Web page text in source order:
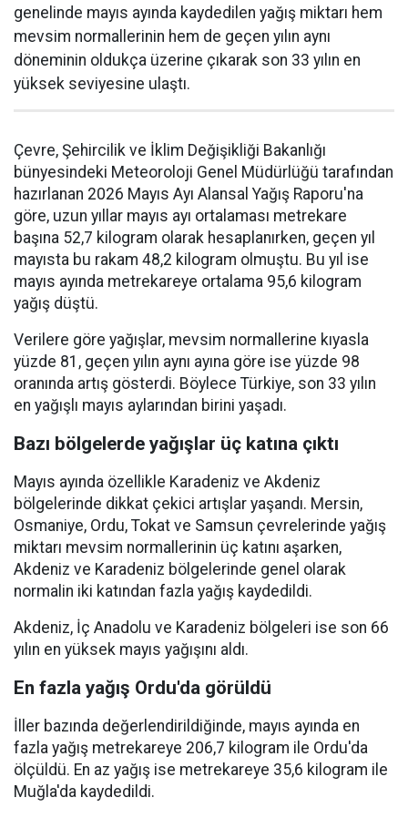
genelinde mayıs ayında kaydedilen yağış miktarı hem
mevsim normallerinin hem de geçen yılın aynı
döneminin oldukça üzerine çıkarak son 33 yılın en
yüksek seviyesine ulaştı.
Çevre, Şehircilik ve İklim Değişikliği Bakanlığı
bünyesindeki Meteoroloji Genel Müdürlüğü tarafından
hazırlanan 2026 Mayıs Ayı Alansal Yağış Raporu'na
göre, uzun yıllar mayıs ayı ortalaması metrekare
başına 52,7 kilogram olarak hesaplanırken, geçen yıl
mayısta bu rakam 48,2 kilogram olmuştu. Bu yıl ise
mayıs ayında metrekareye ortalama 95,6 kilogram
yağış düştü.
Verilere göre yağışlar, mevsim normallerine kıyasla
yüzde 81, geçen yılın aynı ayına göre ise yüzde 98
oranında artış gösterdi. Böylece Türkiye, son 33 yılın
en yağışlı mayıs aylarından birini yaşadı.
Bazı bölgelerde yağışlar üç katına çıktı
Mayıs ayında özellikle Karadeniz ve Akdeniz
bölgelerinde dikkat çekici artışlar yaşandı. Mersin,
Osmaniye, Ordu, Tokat ve Samsun çevrelerinde yağış
miktarı mevsim normallerinin üç katını aşarken,
Akdeniz ve Karadeniz bölgelerinde genel olarak
normalin iki katından fazla yağış kaydedildi.
Akdeniz, İç Anadolu ve Karadeniz bölgeleri ise son 66
yılın en yüksek mayıs yağışını aldı.
En fazla yağış Ordu'da görüldü
İller bazında değerlendirildiğinde, mayıs ayında en
fazla yağış metrekareye 206,7 kilogram ile Ordu'da
ölçüldü. En az yağış ise metrekareye 35,6 kilogram ile
Muğla'da kaydedildi.